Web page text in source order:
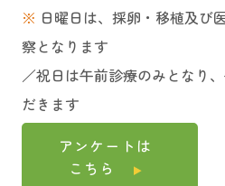
※ 日曜日は、採卵・移植及び
察となります
／祝日は午前診療のみとなり
だきます
アンケートは
こちら